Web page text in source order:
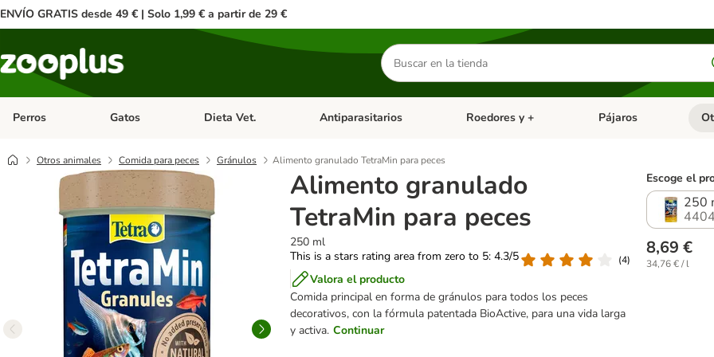
ENVÍO GRATIS desde 49 € | Solo 1,99 € a partir de 29 €
Buscar
productos
Perros Menú de categoria abierto: Perros
Gatos Menú de categoria abierto: Gatos
Dieta Vet. Menú de categoria abierto: Dieta Vet.
Antiparasitarios Menú de categoria abierto: Antiparasitarios
Roedores y + Menú de categoria
Pájaros
Otros animales Comida para peces Gránulos Alimento granulado TetraMin para peces
Alimento granulado
TetraMin para peces
250 ml
This is a stars rating area from zero to 5: 4.3/5
(4)
Valora el producto
Comida principal en forma de gránulos para todos los peces
decorativos, con la fórmula patentada BioActive, para una vida larga
y activa. Continuar
Escoge el
250
8,69 €
34,76 € / l